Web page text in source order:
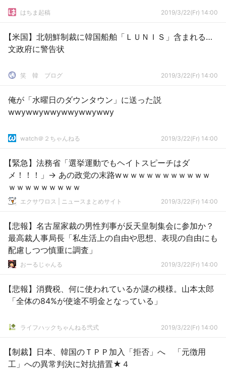
はちま起稿 2019/3/22(Fr) 14:00
【米国】北朝鮮制裁に韓国船舶「ＬＵＮＩＳ」含まれる…
文政府に警告状
笑 韓 ブログ 2019/3/22(Fr) 14:00
俺が「水曜日のダウンタウン」に送った説
wwywwywwywwywwywwy
watch＠２ちゃんねる 2019/3/22(Fr) 14:00
【緊急】法務省「選挙運動でもヘイトスピーチはダ
メ！！！」→ あの政党の末路wｗｗｗｗｗｗｗｗｗｗｗ
ｗｗｗｗｗｗｗｗｗ
エクサワロス | ニュースまとめサイト 2019/3/22(Fr) 14:00
【悲報】名古屋家裁の男性判事が反天皇制集会に参加か？
最高裁人事局長「私生活上の自由や思想、表現の自由にも
配慮しつつ慎重に調査」
おーるじゃんる 2019/3/22(Fr) 14:00
【悲報】消費税、何に使われているか謎の模様。山本太郎
「全体の84%が使途不明金となっている」
ライフハックちゃんねる弐式 2019/3/22(Fr) 14:00
【制裁】日本、韓国のＴＰＰ加入「拒否」へ 「元徴用
工」への異常判決に対抗措置★４